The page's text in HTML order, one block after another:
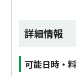
詳細情報
可能日時・